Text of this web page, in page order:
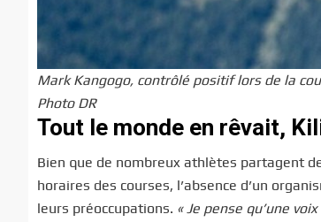
Mark Kangogo, contrôlé positif lors de la
Photo DR
Tout le monde en rêvait,
Bien que de nombreux athlètes partagent
horaires des courses, l’absence d’un
leurs préoccupations. « Je pense qu’une